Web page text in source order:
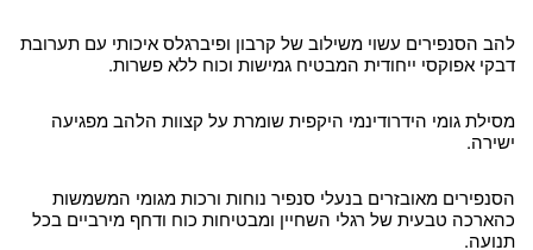
להב הסנפירים עשוי משילוב של קרבון ופיברגלס איכותי עם תערובת
דבקי אפוקסי ייחודית המבטיח גמישות וכוח ללא פשרות.
מסילת גומי הידרודינמי היקפית שומרת על קצוות הלהב מפגיעה
ישירה.
הסנפירים מאובזרים בנעלי סנפיר נוחות ורכות מגומי המשמשות
כהארכה טבעית של רגלי השחיין ומבטיחות כוח ודחף מירביים בכל
תנועה.